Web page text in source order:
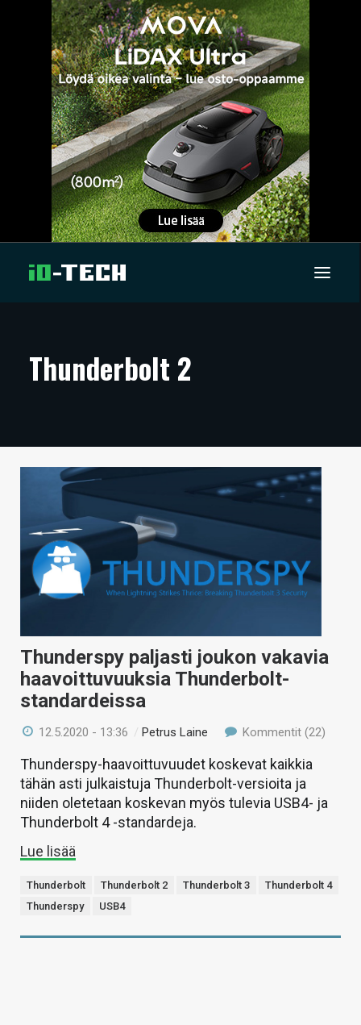
ARTIKKELIT
TECHBBS
KAUPPA
VAIHDA TEEMA
HAKU
Thunderbolt 2
Thunderspy paljasti joukon vakavia
haavoittuvuuksia Thunderbolt-
standardeissa
12.5.2020 - 13:36 /Petrus Laine Kommentit (22)
Thunderspy-haavoittuvuudet koskevat kaikkia
tähän asti julkaistuja Thunderbolt-versioita ja
niiden oletetaan koskevan myös tulevia USB4- ja
Thunderbolt 4 -standardeja.
Lue lisää
Thunderbolt Thunderbolt 2 Thunderbolt 3
Thunderbolt 4
Thunderspy
USB4